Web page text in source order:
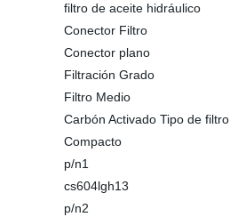
filtro de aceite hidráulico
Conector Filtro
Conector plano
Filtración Grado
Filtro Medio
Carbón Activado Tipo de filtro
Compacto
p/n1
cs604lgh13
p/n2